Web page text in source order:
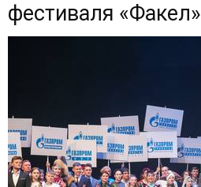
фестиваля «Факел»